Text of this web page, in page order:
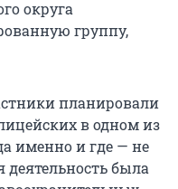
округа
группу,
планировали
в одном из
именно и где — не
деятельность была